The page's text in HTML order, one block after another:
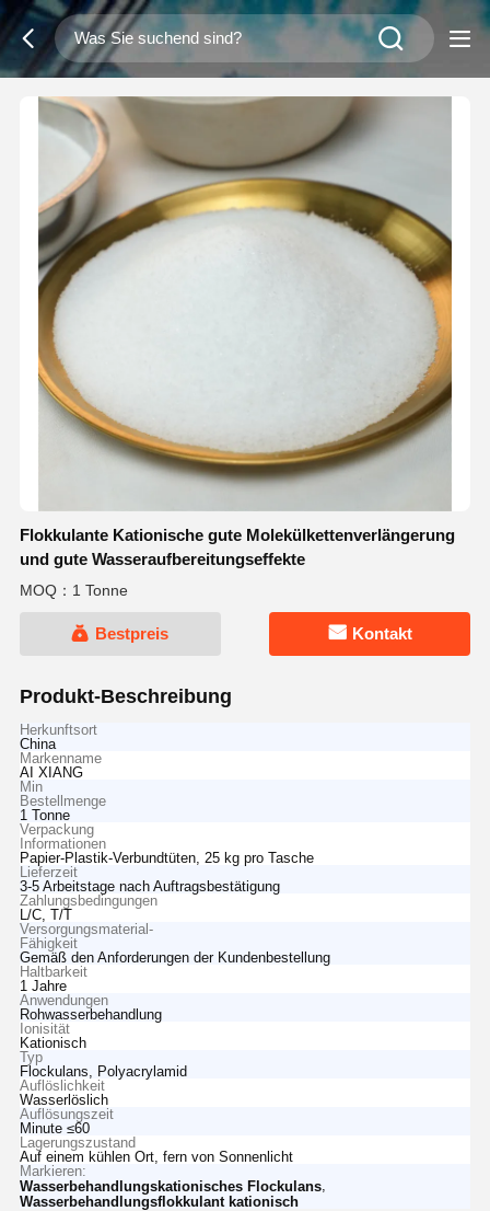
Flokkulante Kationische gute Molekülkettenverlängerung
und gute Wasseraufbereitungseffekte
MOQ：1 Tonne
Bestpreis Kontakt
Produkt-Beschreibung
Herkunftsort
China
Markenname
AI XIANG
Min
Bestellmenge
1 Tonne
Verpackung
Informationen
Papier-Plastik-Verbundtüten, 25 kg pro Tasche
Lieferzeit
3-5 Arbeitstage nach Auftragsbestätigung
Zahlungsbedingungen
L/C, T/T
Versorgungsmaterial-
Fähigkeit
Gemäß den Anforderungen der Kundenbestellung
Haltbarkeit
1 Jahre
Anwendungen
Rohwasserbehandlung
Ionisität
Kationisch
Typ
Flockulans, Polyacrylamid
Auflöslichkeit
Wasserlöslich
Auflösungszeit
Minute ≤60
Lagerungszustand
Auf einem kühlen Ort, fern von Sonnenlicht
Markieren:
Wasserbehandlungskationisches Flockulans,
Wasserbehandlungsflokkulant kationisch